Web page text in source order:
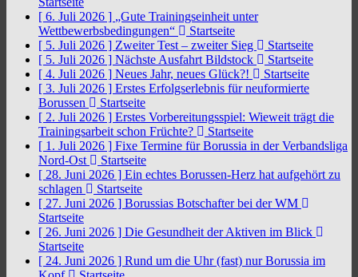
[ 6. Juli 2026 ] „Gute Trainingseinheit unter
Wettbewerbsbedingungen“
Startseite
[ 5. Juli 2026 ] Zweiter Test – zweiter Sieg
Startseite
[ 5. Juli 2026 ] Nächste Ausfahrt Bildstock
Startseite
[ 4. Juli 2026 ] Neues Jahr, neues Glück?!
Startseite
[ 3. Juli 2026 ] Erstes Erfolgserlebnis für neuformierte
Borussen
Startseite
[ 2. Juli 2026 ] Erstes Vorbereitungsspiel: Wieweit trägt die
Trainingsarbeit schon Früchte?
Startseite
[ 1. Juli 2026 ] Fixe Termine für Borussia in der Verbandsliga
Nord-Ost
Startseite
[ 28. Juni 2026 ] Ein echtes Borussen-Herz hat aufgehört zu
schlagen
Startseite
[ 27. Juni 2026 ] Borussias Botschafter bei der WM
Startseite
[ 26. Juni 2026 ] Die Gesundheit der Aktiven im Blick
Startseite
[ 24. Juni 2026 ] Rund um die Uhr (fast) nur Borussia im